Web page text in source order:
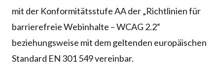
mit der Konformitätsstufe AA der „Richtlinien für
barrierefreie Webinhalte – WCAG 2.2“
beziehungsweise mit dem geltenden europäischen
Standard EN 301 549 vereinbar.